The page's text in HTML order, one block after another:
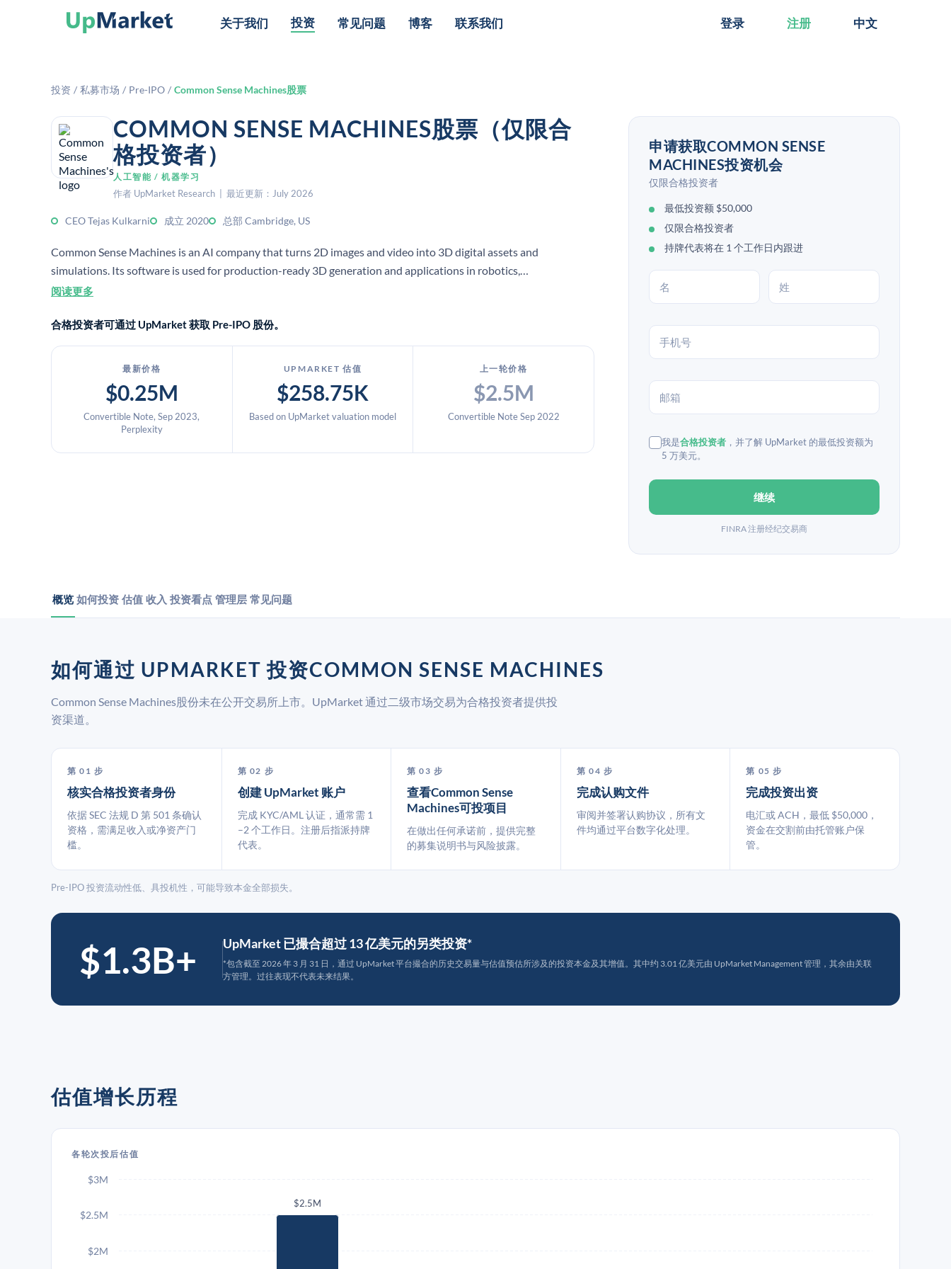
关于我们 投资 常见问题 博客 联系我们 登录 注册 中文
投资 / 私募市场 / Pre-IPO / Common Sense Machines股票
COMMON SENSE MACHINES股票（仅限合
格投资者）
人工智能 / 机器学习
作者 UpMarket Research | 最近更新：July 2026
CEO Tejas Kulkarni 成立 2020 总部 Cambridge, US
Common Sense Machines is an AI company that turns 2D images and video into 3D digital assets and
simulations. Its software is used for production-ready 3D generation and applications in robotics,
manufacturing, and logistics.
阅读更多
合格投资者可通过 UpMarket 获取 Pre-IPO 股份。
最新价格
$0.25M
Convertible Note, Sep 2023,
Perplexity
UPMARKET 估值
$258.75K
Based on UpMarket valuation model
上一轮价格
$2.5M
Convertible Note Sep 2022
申请获取COMMON SENSE
MACHINES投资机会
仅限合格投资者
最低投资额 $50,000
仅限合格投资者
持牌代表将在 1 个工作日内跟进
我是合格投资者 ，并了解 UpMarket 的最低投资额为
5 万美元。
继续
FINRA 注册经纪交易商
概览 如何投资 估值 收入 投资看点 管理层 常见问题
如何通过 UPMARKET 投资COMMON SENSE MACHINES
Common Sense Machines股份未在公开交易所上市。UpMarket 通过二级市场交易为合格投资者提供投
资渠道。
第 01 步
核实合格投资者身份
依据 SEC 法规 D 第 501 条确认
资格，需满足收入或净资产门
槛。
第 02 步
创建 UpMarket 账户
完成 KYC/AML 认证，通常需 1
–2 个工作日。注册后指派持牌
代表。
第 03 步
查看Common Sense
Machines可投项目
在做出任何承诺前，提供完整
的募集说明书与风险披露。
第 04 步
完成认购文件
审阅并签署认购协议，所有文
件均通过平台数字化处理。
第 05 步
完成投资出资
电汇或 ACH，最低 $50,000，
资金在交割前由托管账户保
管。
Pre-IPO 投资流动性低、具投机性，可能导致本金全部损失。
$1.3B+ UpMarket 已撮合超过 13 亿美元的另类投资*
*包含截至 2026 年 3 月 31 日，通过 UpMarket 平台撮合的历史交易量与估值预估所涉及的投资本金及其增值。其中约 3.01 亿美元由 UpMarket Management 管理，其余由关联
方管理。过往表现不代表未来结果。
估值增长历程
各轮次投后估值
$2.5M
$2M
$2.5M
$3M